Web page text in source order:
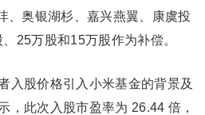
、奥银湖杉、嘉兴燕翼、康虞投
25万股和15万股作为补偿。
入股价格引入小米基金的背景及
，此次入股市盈率为 26.44 倍，